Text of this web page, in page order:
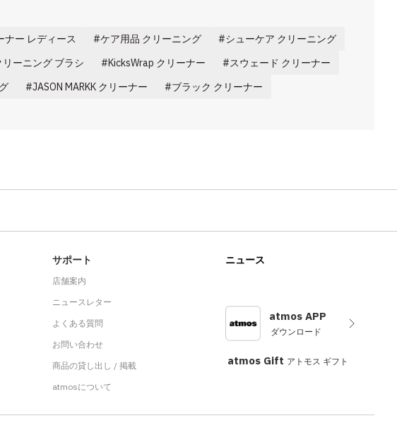
ナー レディース ケア用品 クリーニング
シューケア クリーニング
リーニング ブラシ KicksWrap クリーナー
スウェード クリーナー
JASON MARKK クリーナー
ブラック クリーナー
サポート
店舗案内
ニュースレター
よくある質問
お問い合わせ
商品の貸し出し / 掲載
atmosについて
ニュース
atmos APP
ダウンロード
atmos Gift アトモス ギフト